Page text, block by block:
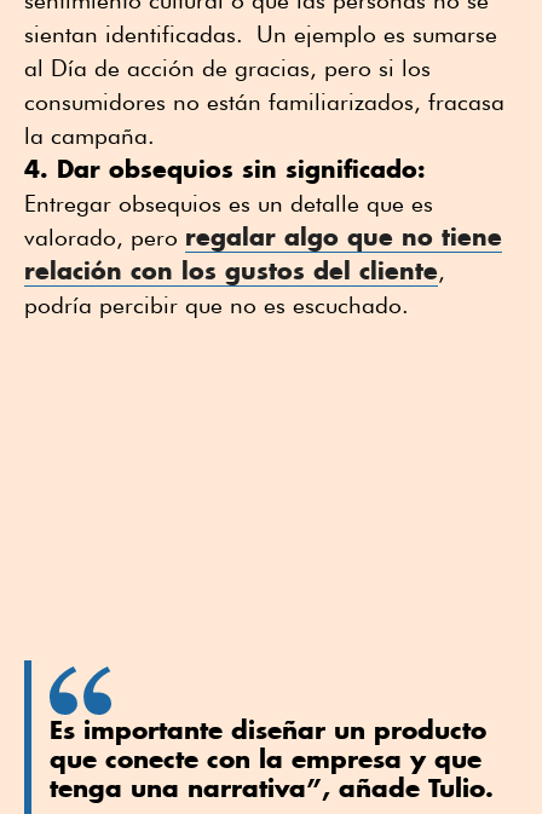
sientan identificadas. Un ejemplo es sumarse
al Día de acción de gracias, pero si los
consumidores no están familiarizados, fracasa
la campaña.
4. Dar obsequios sin significado:
Entregar obsequios es un detalle que es
valorado, pero regalar algo que no tiene
relación con los gustos del cliente,
podría percibir que no es escuchado.
Es importante diseñar un producto
que conecte con la empresa y que
tenga una narrativa”, añade Tulio.